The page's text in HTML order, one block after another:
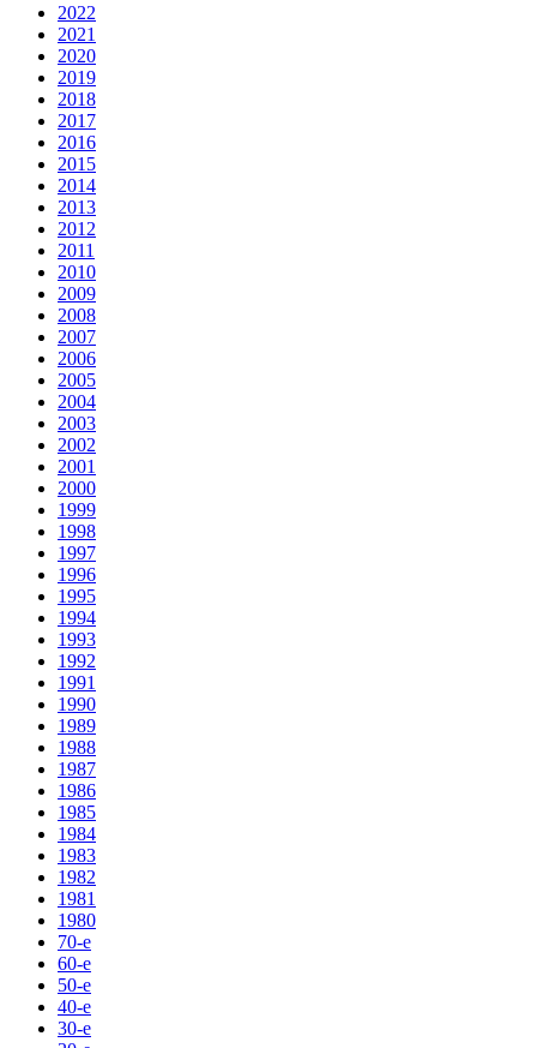
2022
2021
2020
2019
2018
2017
2016
2015
2014
2013
2012
2011
2010
2009
2008
2007
2006
2005
2004
2003
2002
2001
2000
1999
1998
1997
1996
1995
1994
1993
1992
1991
1990
1989
1988
1987
1986
1985
1984
1983
1982
1981
1980
70-е
60-е
50-е
40-е
30-е